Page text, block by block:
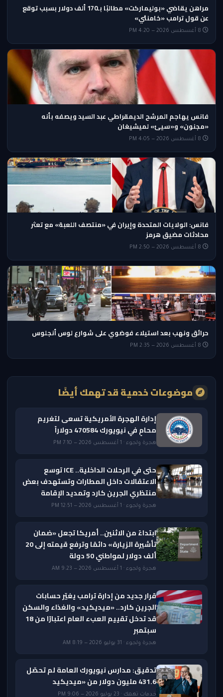
مراهن يقاضي «بوليماركت» مطالبًا بـ170 ألف دولار بسبب توقع
عن قول ترامب «خامنئي»
فانس يهاجم المرشح الديمقراطي عبد السيد ويصفه بأنه
«مجنون» و«سيئ» لميشيغان
فانس: الولايات المتحدة وإيران في «منتصف اللعبة» مع تعثر
محادثات مضيق هرمز
حرائق ونهب بعد استيلاء فوضوي على شوارع لوس أنجلوس
موضوعات خدمية قد تهمك أيضًا
إدارة الهجرة الأمريكية تسعى لتغريم
محامٍ في نيويورك 470584 دولاراً
هجرة ولجوء · 1 أغسطس 2026 — 7:10 PM
حتى في الرحلات الداخلية.. ICE توسع
الاعتقالات داخل المطارات وتستهدف بعض
منتظري الجرين كارد وتمديد الإقامة
هجرة ولجوء · 1 أغسطس 2026 — 12:51 PM
ابتداءً من الاثنين.. أمريكا تجعل «ضمان
تأشيرة الزيارة» دائمًا وترفع قيمته إلى 20
ألف دولار لمواطني 50 دولة
هجرة ولجوء · 1 أغسطس 2026 — 9:23 AM
قرار جديد من إدارة ترامب يغيّر حسابات
الجرين كارد.. «ميديكيد» والغذاء والسكن
قد تدخل تقييم العبء العام اعتبارًا من 18
سبتمبر
هجرة ولجوء · 31 يوليو 2026 — 8:19 AM
تدقيق: مدارس نيويورك العامة لم تحصّل
431.6 مليون دولار من «ميديكيد
خدمات تهمك · 23 يوليو 2026 — 9:06 PM